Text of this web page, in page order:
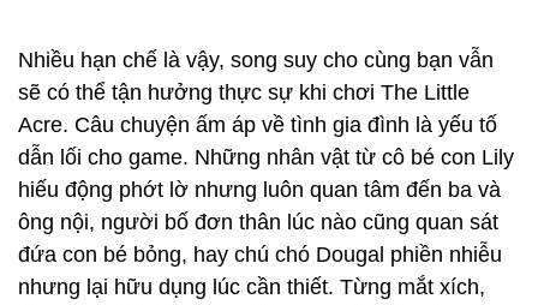
Nhiều hạn chế là vậy, song suy cho cùng bạn vẫn
sẽ có thể tận hưởng thực sự khi chơi The Little
Acre. Câu chuyện ấm áp về tình gia đình là yếu tố
dẫn lối cho game. Những nhân vật từ cô bé con Lily
hiếu động phớt lờ nhưng luôn quan tâm đến ba và
ông nội, người bố đơn thân lúc nào cũng quan sát
đứa con bé bỏng, hay chú chó Dougal phiền nhiễu
nhưng lại hữu dụng lúc cần thiết. Từng mắt xích,